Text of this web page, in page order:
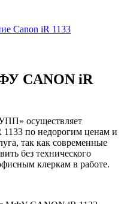
Canon iR 1133
CANON iR
осуществляет
по недорогим ценам и
так как современные
без технического
клеркам в работе.